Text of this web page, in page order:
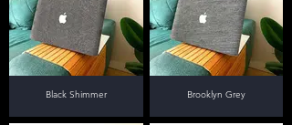
Black Shimmer Brooklyn Grey